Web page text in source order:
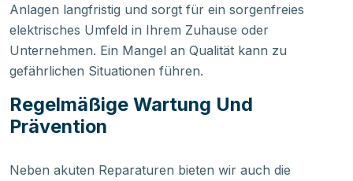
Anlagen langfristig und sorgt für ein sorgenfreies
elektrisches Umfeld in Ihrem Zuhause oder
Unternehmen. Ein Mangel an Qualität kann zu
gefährlichen Situationen führen.
Regelmäßige Wartung Und
Prävention
Neben akuten Reparaturen bieten wir auch die